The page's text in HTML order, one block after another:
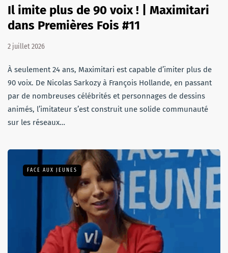
Il imite plus de 90 voix ! | Maximitari
dans Premières Fois #11
2 juillet 2026
À seulement 24 ans, Maximitari est capable d’imiter plus de
90 voix. De Nicolas Sarkozy à François Hollande, en passant
par de nombreuses célébrités et personnages de dessins
animés, l’imitateur s’est construit une solide communauté
sur les réseaux…
FACE AUX JEUNES